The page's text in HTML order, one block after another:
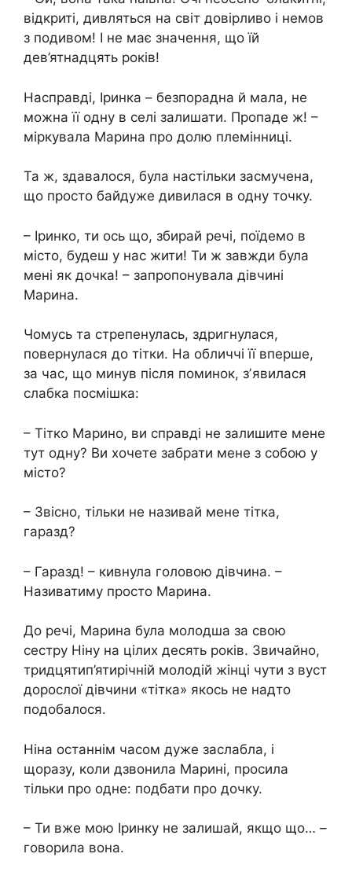
відкриті, дивляться на світ довірливо і немов
з подивом! І не має значення, що їй
дев’ятнадцять років!
Насправді, Іринка – безпорадна й мала, не
можна її одну в селі залишати. Пропаде ж! –
міркувала Марина про долю племінниці.
Та ж, здавалося, була настільки засмучена,
що просто байдуже дивилася в одну точку.
– Іринко, ти ось що, збирай речі, поїдемо в
місто, будеш у нас жити! Ти ж завжди була
мені як дочка! – запропонувала дівчині
Марина.
Чомусь та стрепенулась, здригнулася,
повернулася до тітки. На обличчі її вперше,
за час, що минув після поминок, зʼявилася
слабка посмішка:
– Тітко Марино, ви справді не залишите мене
тут одну? Ви хочете забрати мене з собою у
місто?
– Звісно, тільки не називай мене тітка,
гаразд?
– Гаразд! – кивнула головою дівчина. –
Називатиму просто Марина.
До речі, Марина була молодша за свою
сестру Ніну на цілих десять років. Звичайно,
тридцятип’ятирічній молодій жінці чути з вуст
дорослої дівчини «тітка» якось не надто
подобалося.
Ніна останнім часом дуже заслабла, і
щоразу, коли дзвонила Марині, просила
тільки про одне: подбати про дочку.
– Ти вже мою Іринку не залишай, якщо що… –
говорила вона.